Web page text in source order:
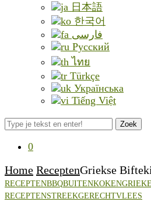
日本語
한국어
فارسی
Русский
ไทย
Türkçe
Українська
Tiếng Việt
Zoek
0
Home ReceptenGriekse
RECEPTENBBQBUITENKOKEN
RECEPTENSTREEKGERECHTVLEES